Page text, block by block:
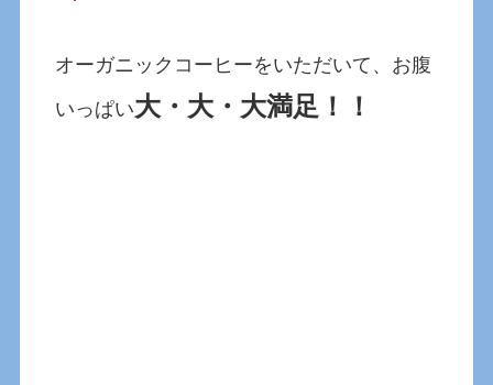
オーガニックコーヒーをいただいて、お腹
いっぱい大・大・大満足！！